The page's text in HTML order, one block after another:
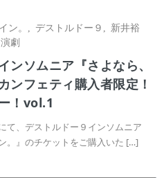
ン。
デストルドー９
新井裕
劇
ンソムニア『さよなら、
ンフェティ購入者限定！
！vol.1
て、デストルドー９インソムニア
。』のチケットをご購入いた […]